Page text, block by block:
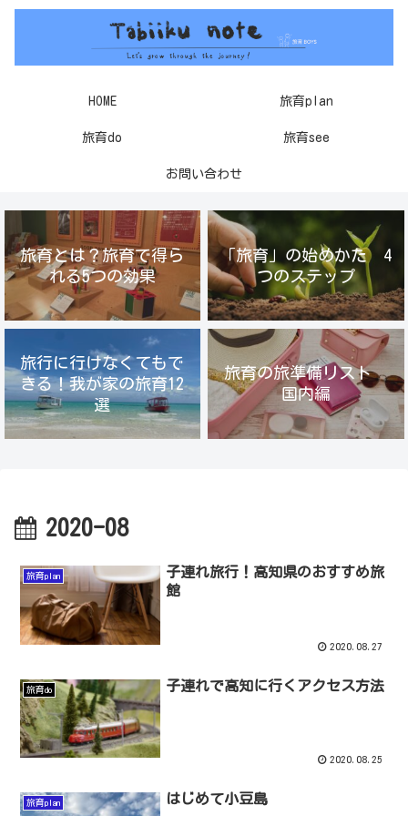
HOME 旅育plan
旅育do 旅育see
お問い合わせ
旅育とは？旅育で得ら
れる5つの効果
「旅育」の始めかた 4
つのステップ
旅行に行けなくてもで
きる！我が家の旅育12
選
旅育の旅準備リスト
国内編
2020-08
旅育plan
子連れ旅行！高知県のおすすめ旅
館
2020.08.27
旅育do 子連れで高知に行くアクセス方法
2020.08.25
旅育plan はじめて小豆島